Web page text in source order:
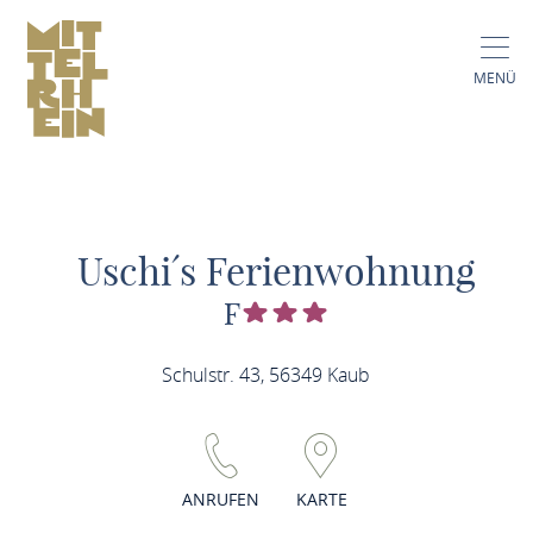
MENÜ
Uschi´s Ferienwohnung
F
Schulstr. 43, 56349 Kaub
ANRUFEN KARTE